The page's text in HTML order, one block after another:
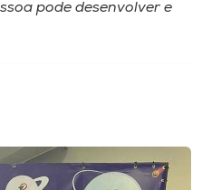
pode desenvolver e